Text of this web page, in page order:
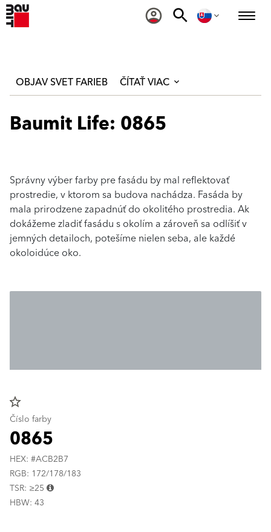
OBJAV SVET FARIEB ČÍTAŤ VIAC
Baumit Life: 0865
Správny výber farby pre fasádu by mal reflektovať
prostredie, v ktorom sa budova nachádza. Fasáda by
mala prirodzene zapadnúť do okolitého prostredia. Ak
dokážeme zladiť fasádu s okolím a zároveň sa odlíšiť v
jemných detailoch, potešíme nielen seba, ale každé
okoloidúce oko.
star_border
Číslo farby
0865
HEX: #ACB2B7
RGB: 172/178/183
TSR: ≥25
HBW: 43